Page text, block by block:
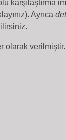
karşılaştırma
Ayrıca
olarak verilmiştir.